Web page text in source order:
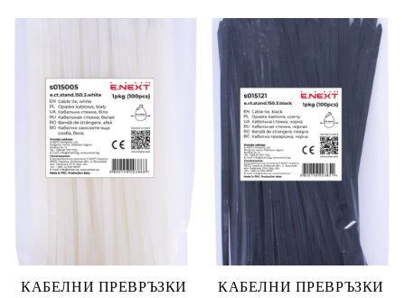
КАБЕЛНИ ПРЕВРЪЗКИ
КАБЕЛНИ ПРЕВРЪЗКИ